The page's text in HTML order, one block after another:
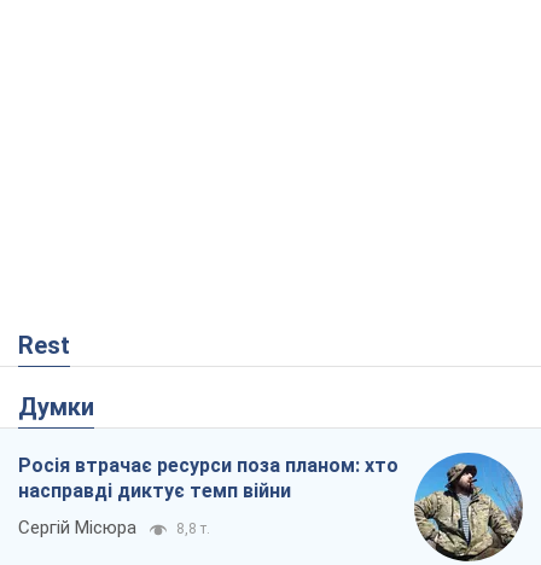
Rest
Думки
Росія втрачає ресурси поза планом: хто
насправді диктує темп війни
Сергій Місюра 8,8 т.